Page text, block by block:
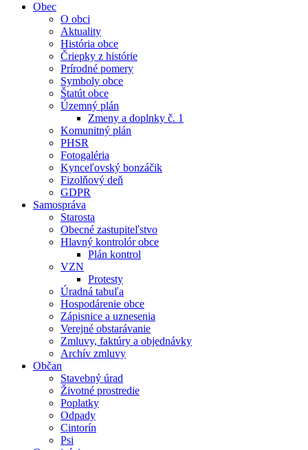
Obec
O obci
Aktuality
História obce
Čriepky z histórie
Prírodné pomery
Symboly obce
Štatút obce
Územný plán
Zmeny a doplnky č. 1
Komunitný plán
PHSR
Fotogaléria
Kynceľovský bonzáčik
Fizolňový deň
GDPR
Samospráva
Starosta
Obecné zastupiteľstvo
Hlavný kontrolór obce
Plán kontrol
VZN
Protesty
Úradná tabuľa
Hospodárenie obce
Zápisnice a uznesenia
Verejné obstarávanie
Zmluvy, faktúry a objednávky
Archív zmluvy
Občan
Stavebný úrad
Životné prostredie
Poplatky
Odpady
Cintorín
Psi